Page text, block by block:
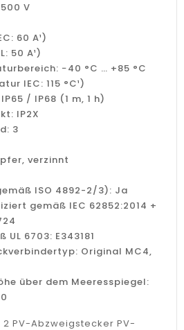
V
60 A¹)
50 A¹)
−40 °C … +85 °C
IEC: 115 °C¹)
/ IP68 (1 m, 1 h)
IP2X
3
verzinnt
ISO 4892-2/3): Ja
gemäß IEC 62852:2014 +
6703: E343181
Original MC4,
über dem Meeresspiegel:
2 PV-Abzweigstecker PV-